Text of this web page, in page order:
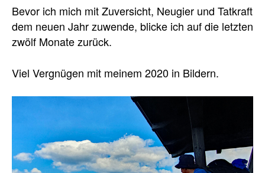
Bevor ich mich mit Zuversicht, Neugier und Tatkraft
dem neuen Jahr zuwende, blicke ich auf die letzten
zwölf Monate zurück.
Viel Vergnügen mit meinem 2020 in Bildern.